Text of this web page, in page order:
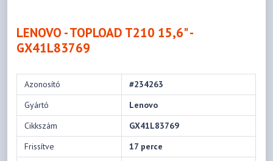
LENOVO - TOPLOAD T210 15,6" -
GX41L83769
Azonosító
#234263
Gyártó
Lenovo
Cikkszám
GX41L83769
Frissítve
17 perce